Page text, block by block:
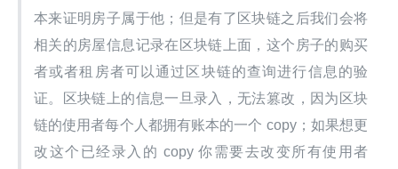
本来证明房子属于他；但是有了区块链之后我们会将
相关的房屋信息记录在区块链上面，这个房子的购买
者或者租房者可以通过区块链的查询进行信息的验
证。区块链上的信息一旦录入，无法篡改，因为区块
链的使用者每个人都拥有账本的一个 copy；如果想更
改这个已经录入的 copy 你需要去改变所有使用者